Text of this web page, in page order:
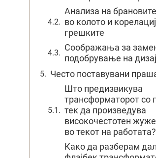
Анализа на
во колото и
грешките
Соображања за
подобрување на
Често поставувани
Што предизвикува
трансформаторот со
тек да произведува
високочестотен
во текот на работата?
Како да разберам